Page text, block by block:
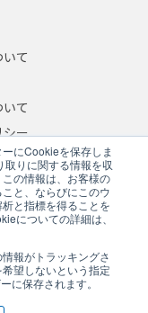
にCookieを保存しま
りに関する情報を収
の情報は、お客様の
と、ならびにこのウ
と指標を得ることを
についての詳細は、
報がトラッキングさ
望しないという指定
に保存されます。
て
て
シー
いて
Limited